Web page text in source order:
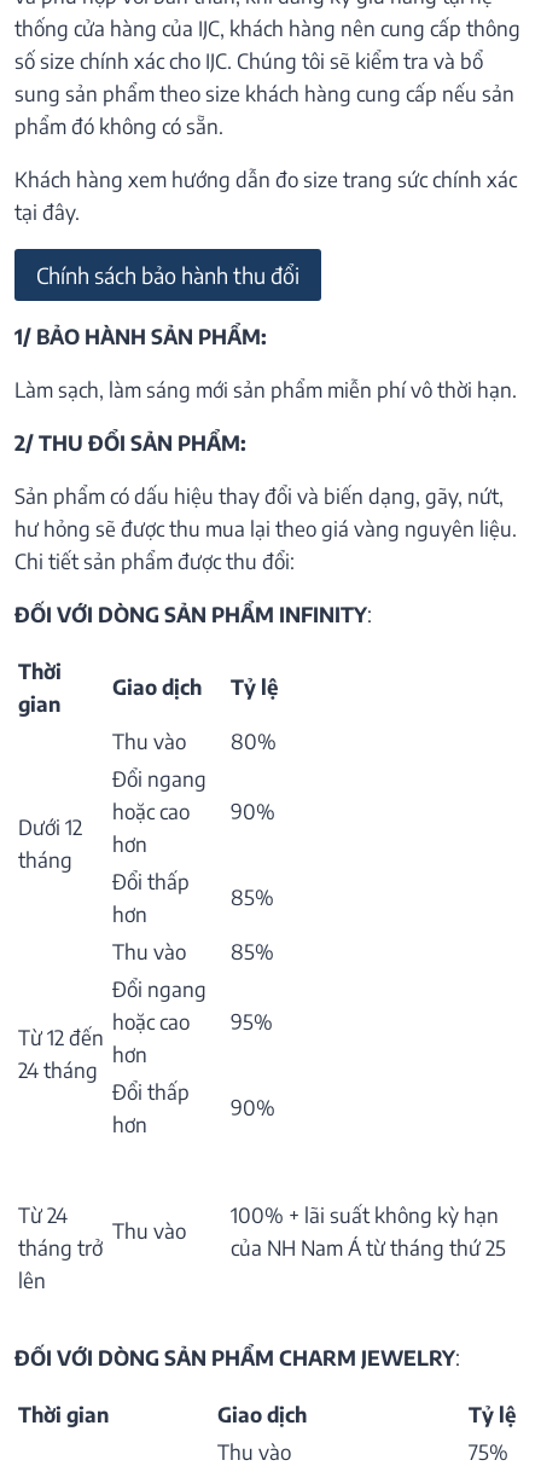
thống cửa hàng của IJC, khách hàng nên cung cấp thông
số size chính xác cho IJC. Chúng tôi sẽ kiểm tra và bổ
sung sản phẩm theo size khách hàng cung cấp nếu sản
phẩm đó không có sẵn.
Khách hàng xem hướng dẫn đo size trang sức chính xác
tại đây.
Chính sách bảo hành thu đổi
1/ BẢO HÀNH SẢN PHẨM:
Làm sạch, làm sáng mới sản phẩm miễn phí vô thời hạn.
2/ THU ĐỔI SẢN PHẨM:
Sản phẩm có dấu hiệu thay đổi và biến dạng, gãy, nứt,
hư hỏng sẽ được thu mua lại theo giá vàng nguyên liệu.
Chi tiết sản phẩm được thu đổi:
ĐỐI VỚI DÒNG SẢN PHẨM INFINITY:
Thời
gian
Giao dịch Tỷ lệ
Dưới 12
tháng
Thu vào
80%
Đổi ngang
hoặc cao
hơn
90%
Đổi thấp
hơn
85%
Từ 12 đến
24 tháng
Thu vào
85%
Đổi ngang
hoặc cao
hơn
95%
Đổi thấp
hơn
90%
Từ 24
tháng trở
lên
Thu vào
100% + lãi suất không kỳ hạn
của NH Nam Á từ tháng thứ 25
ĐỐI VỚI DÒNG SẢN PHẨM CHARM JEWELRY:
Thời gian Giao dịch Tỷ lệ
Thu vào
75%